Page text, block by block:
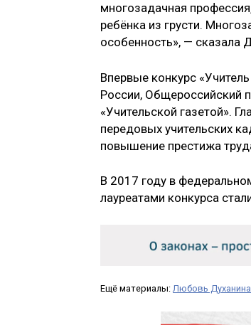
многозадачная
ребёнка из грусти.
особенность», — сказала
Впервые конкурс
России, Общероссийский
«Учительской газетой».
передовых учительских
повышение престижа
В 2017 году в
лауреатами конкурса
Ещё материалы: Любовь Духанина